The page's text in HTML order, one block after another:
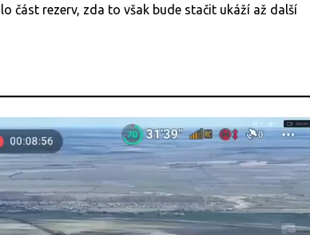
část rezerv, zda to však bude stačit ukáží až další